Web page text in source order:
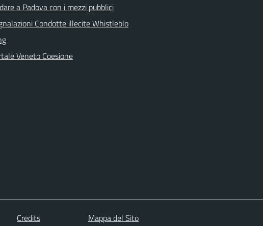
a Padova con i mezzi pubblici
Condotte illecite Whistleblo
Veneto Coesione
Credits Mappa del Sito